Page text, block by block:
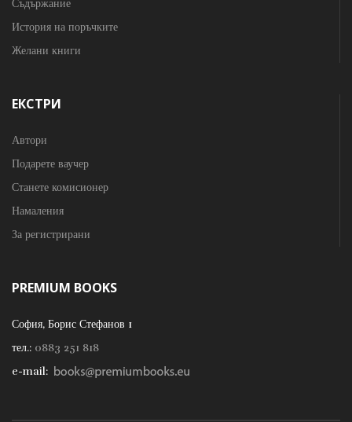
Съдържание
История на поръчките
Желани книги
ЕКСТРИ
Автори
Подарете ваучер
Станете комисионер
Намаления
За регистрирани
PREMIUM BOOKS
София, Борис Стефанов 1
тел.: 0883 251 818
e-mail: